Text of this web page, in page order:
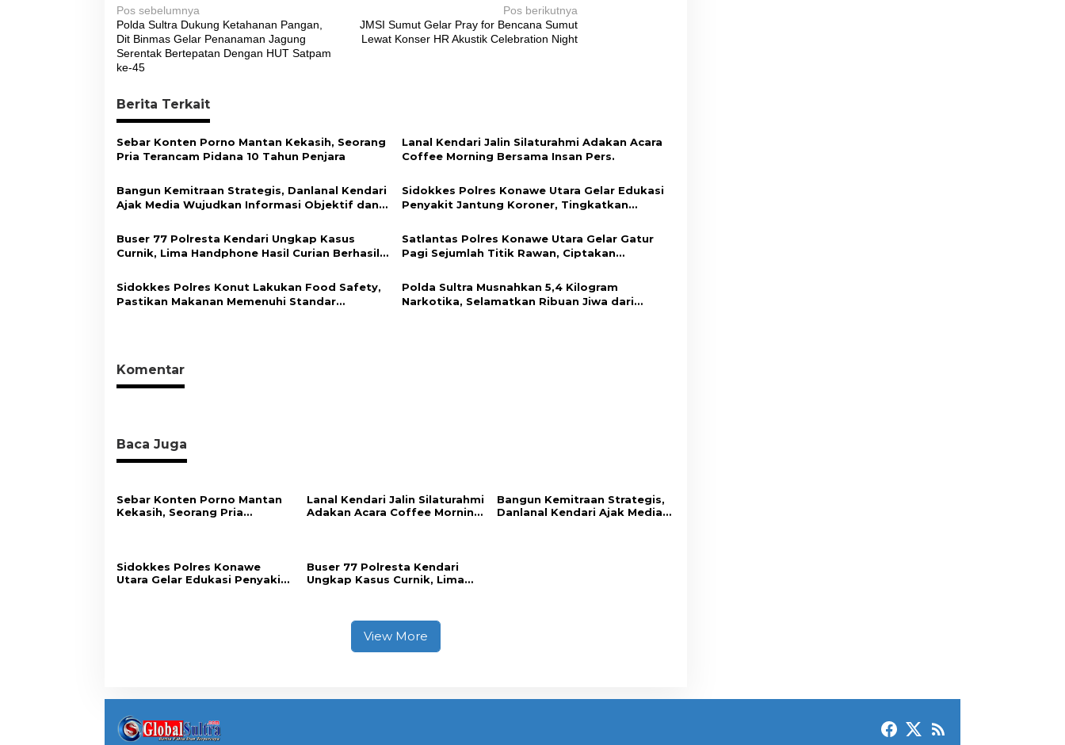
N
a
v
g
a
s
p
o
s
Pos sebelumnya
Polda Sultra Dukung Ketahanan Pangan,
Dit Binmas Gelar Penanaman Jagung
Serentak Bertepatan Dengan HUT Satpam
ke-45
Pos berikutnya
JMSI Sumut Gelar Pray for Bencana Sumut
Lewat Konser HR Akustik Celebration Night
Berita Terkait
Sebar Konten Porno Mantan Kekasih, Seorang
Pria Terancam Pidana 10 Tahun Penjara
Lanal Kendari Jalin Silaturahmi Adakan Acara
Coffee Morning Bersama Insan Pers.
Bangun Kemitraan Strategis, Danlanal Kendari
Ajak Media Wujudkan Informasi Objektif dan
Sidokkes Polres Konawe Utara Gelar Edukasi
Penyakit Jantung Koroner, Tingkatkan
Sehat
Buser 77 Polresta Kendari Ungkap Kasus
Curnik, Lima Handphone Hasil Curian Berhasil
Satlantas Polres Konawe Utara Gelar Gatur
Pagi Sejumlah Titik Rawan, Ciptakan
Masyarakat
Sidokkes Polres Konut Lakukan Food Safety,
Pastikan Makanan Memenuhi Standar
Polda Sultra Musnahkan 5,4 Kilogram
Narkotika, Selamatkan Ribuan Jiwa dari
Komentar
Baca Juga
Sebar Konten Porno Mantan
Kekasih, Seorang Pria
Lanal Kendari Jalin Silaturahmi
Adakan Acara Coffee Morning
Bangun Kemitraan Strategis,
Danlanal Kendari Ajak Media
Sidokkes Polres Konawe
Utara Gelar Edukasi Penyakit
Buser 77 Polresta Kendari
Ungkap Kasus Curnik, Lima
View More